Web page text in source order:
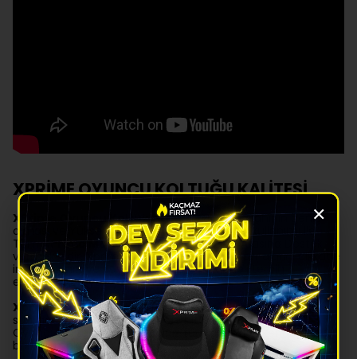
XPRİME OYUNCU KOLTUĞU KALİTESİ
XPrime Oyuncu KoltuklarındaOturma Alanının geniş
olması ve Yüksek kalitede Amortisör, Teker kullanımı ile
Tüm
XPrime Modellerinde 100-160 KG Arasına Destek
vermektedir. Xprime Serilerinde ürün açıklamalarını dikkatle
incelemenizi ve Boy Kilonuza uygun Modeli tercih
etmenizde fayda yer almaktadır.
XprimeOyuncu Koltukları size sadece Konfor
sunmamaktadır, Gözünüze de hitap etmekte ve bir
Oyuncu Koltuğunda aradığınız tüm özellikleri kendi içinde
barındırmaktadır.
×